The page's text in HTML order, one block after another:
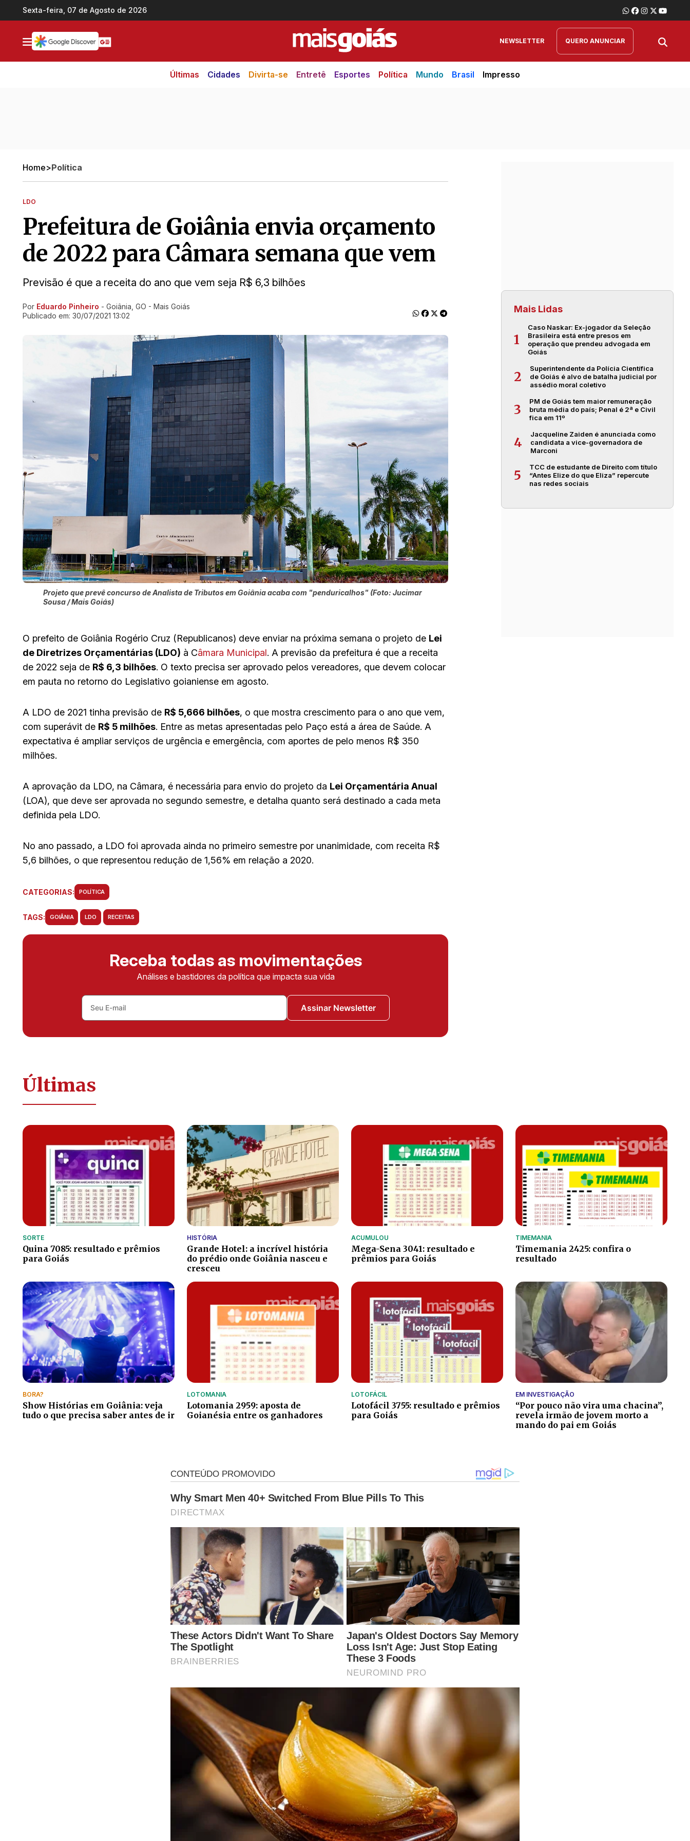
Ir direto pro conteúdo
Sexta-feira, 07 de Agosto de 2026
NEWSLETTER QUERO ANUNCIAR
Últimas Cidades Divirta-se Entretê Esportes Política Mundo Brasil Impresso
Home>Política
LDO
Prefeitura de Goiânia envia orçamento
de 2022 para Câmara semana que vem
Previsão é que a receita do ano que vem seja R$ 6,3 bilhões
Ir direto pra matéria
Por Eduardo Pinheiro - Goiânia, GO - Mais Goiás
Publicado em: 30/07/2021 13:02
Projeto que prevê concurso de Analista de Tributos em Goiânia acaba com "penduricalhos" (Foto: Jucimar
Sousa / Mais Goiás)
O prefeito de Goiânia Rogério Cruz (Republicanos) deve enviar na próxima semana o projeto de Lei
de Diretrizes Orçamentárias (LDO) à Câmara Municipal. A previsão da prefeitura é que a receita
de 2022 seja de R$ 6,3 bilhões. O texto precisa ser aprovado pelos vereadores, que devem colocar
em pauta no retorno do Legislativo goianiense em agosto.
A LDO de 2021 tinha previsão de R$ 5,666 bilhões, o que mostra crescimento para o ano que vem,
com superávit de R$ 5 milhões. Entre as metas apresentadas pelo Paço está a área de Saúde. A
expectativa é ampliar serviços de urgência e emergência, com aportes de pelo menos R$ 350
milhões.
A aprovação da LDO, na Câmara, é necessária para envio do projeto da Lei Orçamentária Anual
(LOA), que deve ser aprovada no segundo semestre, e detalha quanto será destinado a cada meta
definida pela LDO.
No ano passado, a LDO foi aprovada ainda no primeiro semestre por unanimidade, com receita R$
5,6 bilhões, o que representou redução de 1,56% em relação a 2020.
CATEGORIAS: POLÍTICA
TAGS: GOIÂNIA LDO RECEITAS
Receba todas as movimentações
Análises e bastidores da política que impacta sua vida
Assinar Newsletter
Mais Lidas
1
Caso Naskar: Ex-jogador da Seleção
Brasileira está entre presos em
operação que prendeu advogada em
Goiás
2
Superintendente da Polícia Científica
de Goiás é alvo de batalha judicial por
assédio moral coletivo
3
PM de Goiás tem maior remuneração
bruta média do país; Penal é 2ª e Civil
fica em 11º
4
Jacqueline Zaiden é anunciada como
candidata a vice-governadora de
Marconi
5
TCC de estudante de Direito com título
“Antes Elize do que Eliza” repercute
nas redes sociais
Últimas
SORTE
Quina 7085: resultado e prêmios
para Goiás
HISTÓRIA
Grande Hotel: a incrível história
do prédio onde Goiânia nasceu e
cresceu
ACUMULOU
Mega-Sena 3041: resultado e
prêmios para Goiás
TIMEMANIA
Timemania 2425: confira o
resultado
BORA?
Show Histórias em Goiânia: veja
tudo o que precisa saber antes de ir
LOTOMANIA
Lotomania 2959: aposta de
Goianésia entre os ganhadores
LOTOFÁCIL
Lotofácil 3755: resultado e prêmios
para Goiás
EM INVESTIGAÇÃO
“Por pouco não vira uma chacina”,
revela irmão de jovem morto a
mando do pai em Goiás